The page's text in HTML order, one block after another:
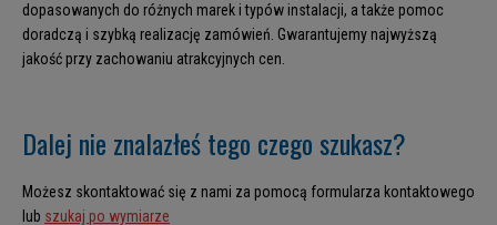
dopasowanych do różnych marek i typów instalacji, a także pomoc
doradczą i szybką realizację zamówień. Gwarantujemy najwyższą
jakość przy zachowaniu atrakcyjnych cen.
Dalej nie znalazłeś tego czego szukasz?
Możesz skontaktować się z nami za pomocą formularza kontaktowego
lub szukaj po wymiarze